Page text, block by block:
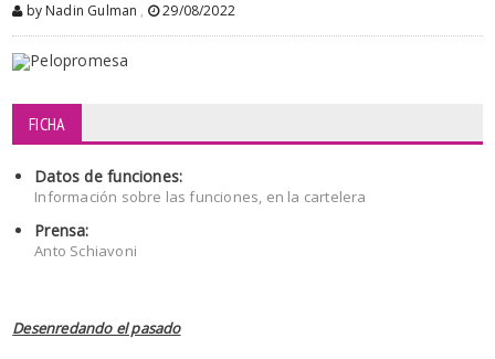
by Nadin Gulman , 29/08/2022
FICHA
Datos de funciones:
Información sobre las funciones, en la cartelera
Prensa:
Anto Schiavoni
Desenredando el pasado